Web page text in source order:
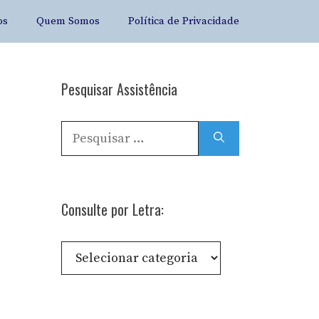
Quem Somos Política de Privacidade
Pesquisar Assistência
Pesquisar
por:
Consulte por Letra:
Consulte